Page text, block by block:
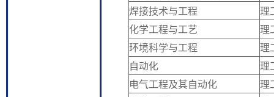
焊接技术与工程
理
化学工程与工艺
理
环境科学与工程
理
自动化
理
电气工程及其自动化
理